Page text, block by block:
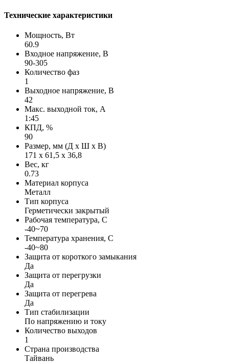
Технические характеристики
Мощность, Вт
60.9
Входное напряжение, В
90-305
Количество фаз
1
Выходное напряжение, В
42
Макс. выходной ток, А
1:45
КПД, %
90
Размер, мм (Д х Ш х В)
171 х 61,5 х 36,8
Вес, кг
0.73
Материал корпуса
Металл
Тип корпуса
Герметически закрытый
Рабочая температура, С
-40~70
Температура хранения, С
-40~80
Защита от короткого замыкания
Да
Защита от перегрузки
Да
Защита от перегрева
Да
Тип стабилизации
По напряжению и току
Количество выходов
1
Страна производства
Тайвань